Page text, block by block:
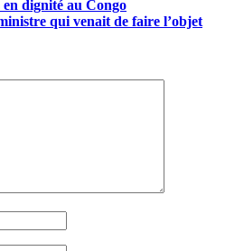
en dignité au Congo
qui venait de faire l’objet